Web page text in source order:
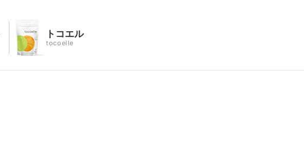
トコエル
tocoelle